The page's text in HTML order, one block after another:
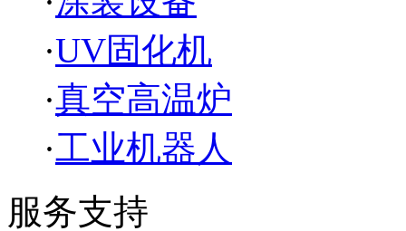
·UV固化机
·真空高温炉
·工业机器人
服务支持